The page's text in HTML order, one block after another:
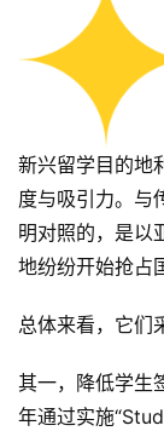
新兴留学目的地
度与吸引力。与
明对照的，是以
地纷纷开始抢占
总体来看，它们
其一，降低学生
年通过实施